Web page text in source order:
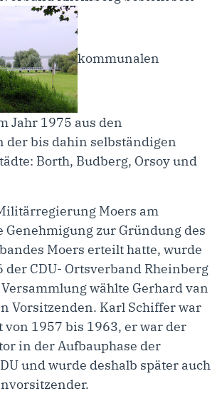
kommunalen
Jahr 1975 aus den
der bis dahin selbständigen
Borth, Budberg, Orsoy und
Moers am
Genehmigung zur Gründung des
Moers erteilt hatte, wurde
der CDU- Ortsverband Rheinberg
wählte Gerhard van
Vorsitzenden. Karl Schiffer war
von 1957 bis 1963, er war der
in der Aufbauphase der
und wurde deshalb später auch